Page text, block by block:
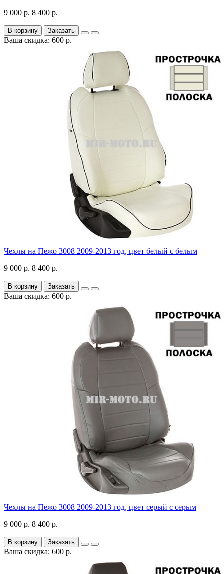
9 000 р. 8 400 р.
В корзину Заказать
Ваша скидка: 600 р.
Чехлы на Пежо 3008 2009-2013 год, цвет белый с белым
9 000 р. 8 400 р.
В корзину Заказать
Ваша скидка: 600 р.
Чехлы на Пежо 3008 2009-2013 год, цвет серый с серым
9 000 р. 8 400 р.
В корзину Заказать
Ваша скидка: 600 р.